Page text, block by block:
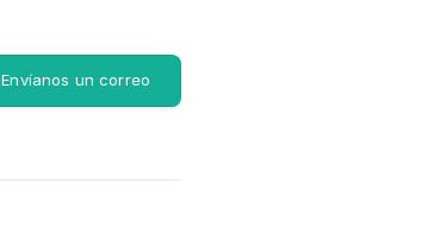
Envíanos un correo